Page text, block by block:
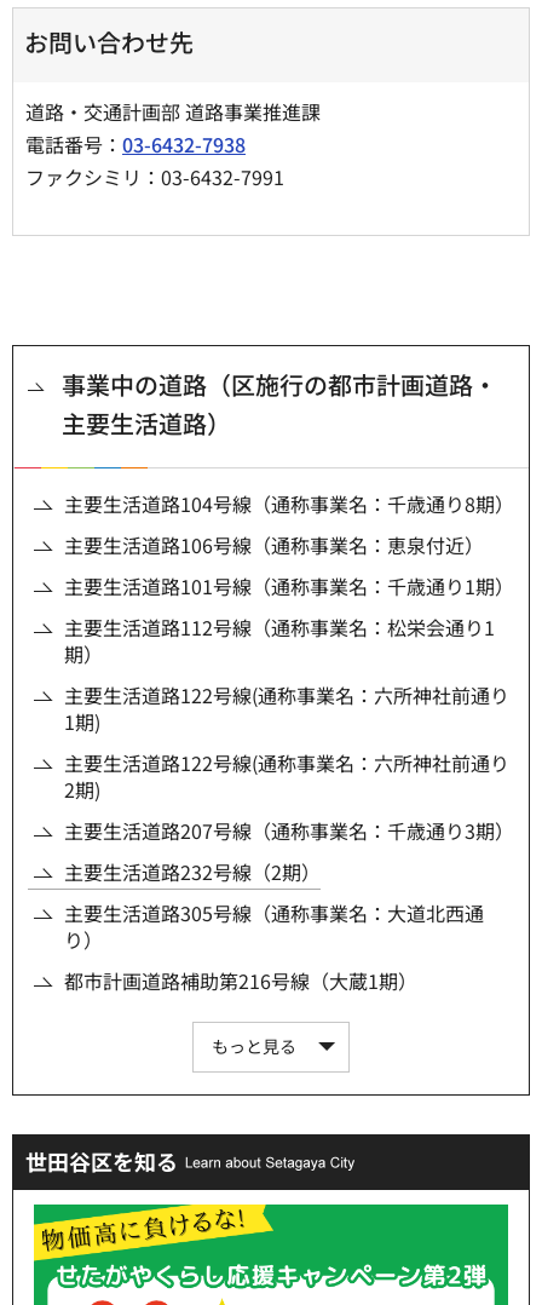
お問い合わせ先
道路・交通計画部 道路事業推進課
電話番号： 03-6432-7938
ファクシミリ：03-6432-7991
事業中の道路（区施行の都市計画道路・
主要生活道路）
主要生活道路104号線（通称事業名：千歳通り8期）
主要生活道路106号線（通称事業名：恵泉付近）
主要生活道路101号線（通称事業名：千歳通り1期）
主要生活道路112号線（通称事業名：松栄会通り1
期）
主要生活道路122号線(通称事業名：六所神社前通り
1期)
主要生活道路122号線(通称事業名：六所神社前通り
2期)
主要生活道路207号線（通称事業名：千歳通り3期）
主要生活道路232号線（2期）
主要生活道路305号線（通称事業名：大道北西通
り）
都市計画道路補助第216号線（大蔵1期）
もっと見る
世田谷区を知る